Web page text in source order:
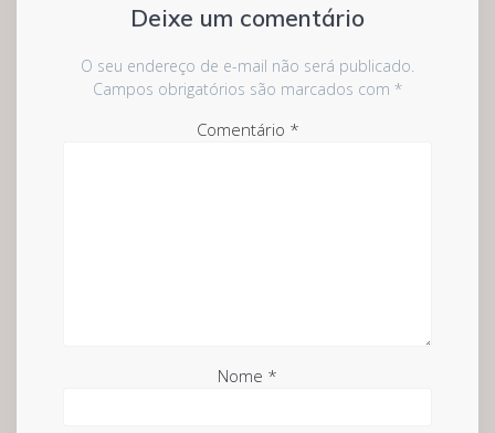
Deixe um comentário
O seu endereço de e-mail não será publicado.
Campos obrigatórios são marcados com *
Comentário *
Nome *